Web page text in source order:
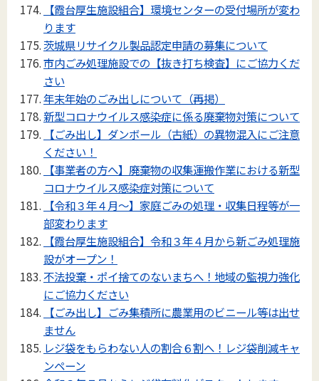
【霞台厚生施設組合】環境センターの受付場所が変わ
ります
茨城県リサイクル製品認定申請の募集について
市内ごみ処理施設での【抜き打ち検査】にご協力くだ
さい
年末年始のごみ出しについて（再掲）
新型コロナウイルス感染症に係る廃棄物対策について
【ごみ出し】ダンボール（古紙）の異物混入にご注意
ください！
【事業者の方へ】廃棄物の収集運搬作業における新型
コロナウイルス感染症対策について
【令和３年４月～】家庭ごみの処理・収集日程等が一
部変わります
【霞台厚生施設組合】令和３年４月から新ごみ処理施
設がオープン！
不法投棄・ポイ捨てのないまちへ！地域の監視力強化
にご協力ください
【ごみ出し】ごみ集積所に農業用のビニール等は出せ
ません
レジ袋をもらわない人の割合６割へ！レジ袋削減キャ
ンペーン